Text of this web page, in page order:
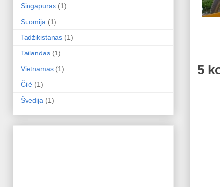
5
Singapūras (1)
Suomija (1)
Tadžikistanas (1)
Tailandas (1)
Vietnamas (1)
Čilė (1)
Švedija (1)